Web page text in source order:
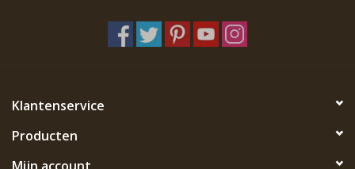
Klantenservice
Producten